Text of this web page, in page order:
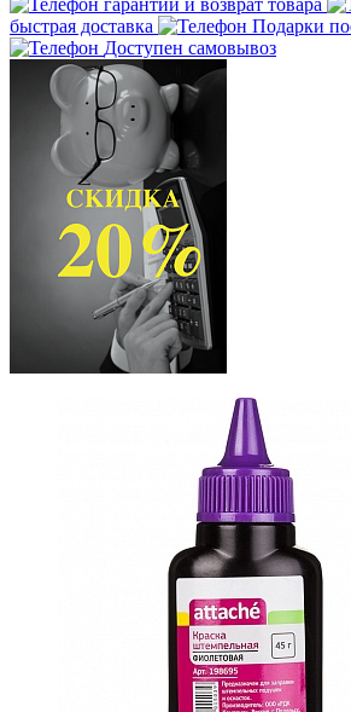
быстрая доставка
Подарки
Доступен самовывоз